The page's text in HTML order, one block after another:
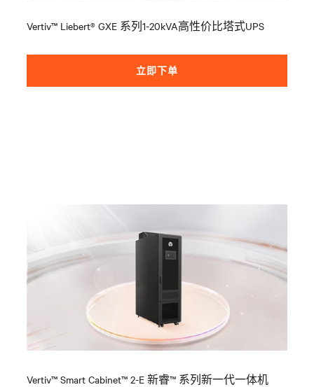
Vertiv™ Liebert® GXE 系列1-20kVA高性价比塔式UPS
立即下单
Vertiv™ Smart Cabinet™ 2-E 新睿™ 系列新一代一体机